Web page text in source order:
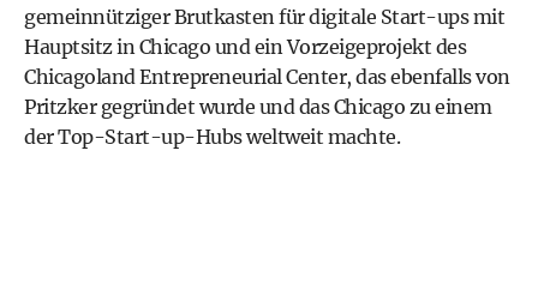
gemeinnütziger Brutkasten für digitale Start-ups mit
Hauptsitz in Chicago und ein Vorzeigeprojekt des
Chicagoland Entrepreneurial Center, das ebenfalls von
Pritzker gegründet wurde und das Chicago zu einem
der Top-Start-up-Hubs weltweit machte.